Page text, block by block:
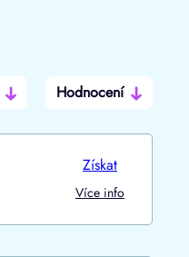
Hodnocení
Získat
Více info